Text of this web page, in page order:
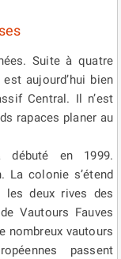
Suite à quatre
aujourd’hui bien
Central. Il n’est
rapaces planer au
débuté en 1999.
La colonie s’étend
les deux rives des
Vautours Fauves
nombreux vautours
passent